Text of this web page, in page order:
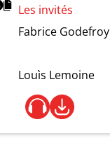
Les invités
Fabrice Godefroy
Louìs Lemoine